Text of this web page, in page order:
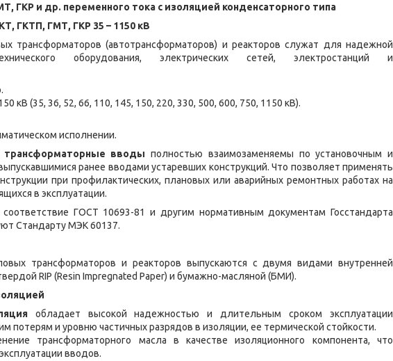
ГКР и др. переменного тока с изоляцией конденсаторного типа
ГКТП, ГМТ, ГКР 35 – 1150 кВ
трансформаторов (автотрансформаторов) и реакторов служат для надежной
оборудования, электрических сетей, электростанций и
кВ (35, 36, 52, 66, 110, 145, 150, 220, 330, 500, 600, 750, 1150 кВ).
исполнении.
трансформаторные вводы полностью взаимозаменяемы по установочным и
ранее вводами устаревших конструкций. Что позволяет применять
при профилактических, плановых или аварийных ремонтных работах на
в эксплуатации.
ГОСТ 10693-81 и другим нормативным документам Госстандарта
Стандарту МЭК 60137.
трансформаторов и реакторов выпускаются с двумя видами внутренней
RIP (Resin Impregnated Paper) и бумажно-масляной (БМИ).
обладает высокой надежностью и длительным сроком эксплуатации
потерям и уровню частичных разрядов в изоляции, ее термической стойкости.
трансформаторного масла в качестве изоляционного компонента, что
вводов.